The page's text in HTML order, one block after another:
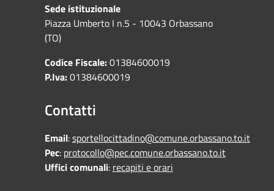
Sede istituzionale
Piazza Umberto I n.5 - 10043 Orbassano
(TO)
Codice Fiscale:01384600019
P.Iva:01384600019
Contatti
Email:sportellocittadino@comune.orbassano.to.it
Pec: protocollo@pec.comune.orbassano.to.it
Uffici comunali: recapiti e orari